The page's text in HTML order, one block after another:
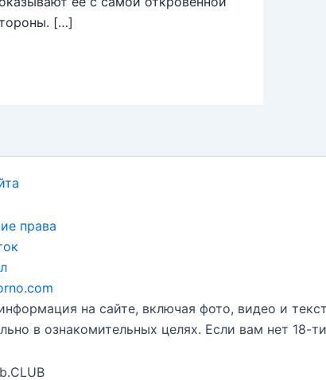
[…]
права
на сайте, включая фото, видео и
в ознакомительных целях. Если вам нет 18-ти